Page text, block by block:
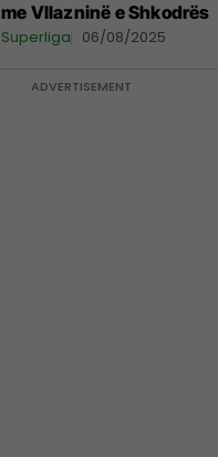
me Vllazninë e Shkodrës
Superliga 06/08/2025